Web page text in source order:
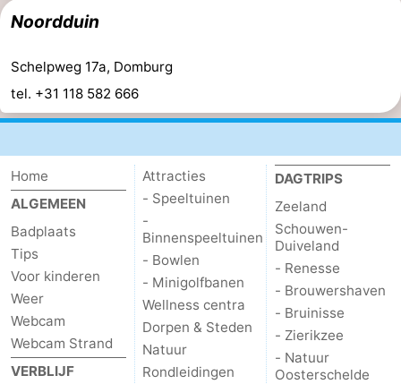
Noordduin
Schelpweg 17a, Domburg
tel. +31 118 582 666
Home
ALGEMEEN
Badplaats
Tips
Voor kinderen
Weer
Webcam
Webcam Strand
VERBLIJF
Attracties
- Speeltuinen
-
Binnenspeeltuinen
- Bowlen
- Minigolfbanen
Wellness centra
Dorpen & Steden
Natuur
Rondleidingen
DAGTRIPS
Zeeland
Schouwen-
Duiveland
- Renesse
- Brouwershaven
- Bruinisse
- Zierikzee
- Natuur
Oosterschelde